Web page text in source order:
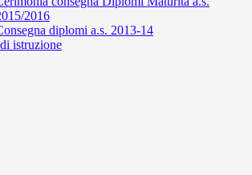
2016
diplomi a.s. 2013-14
istruzione